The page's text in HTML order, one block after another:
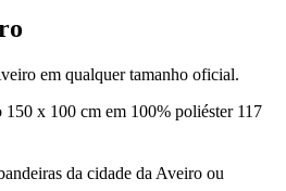
em qualquer tamanho oficial.
150 x 100 cm em 100% poliéster 117
da cidade da Aveiro ou